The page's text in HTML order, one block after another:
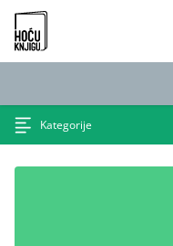
Hoću knjigu crni logo
Kategorije